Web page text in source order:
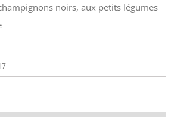
noirs, aux petits légumes